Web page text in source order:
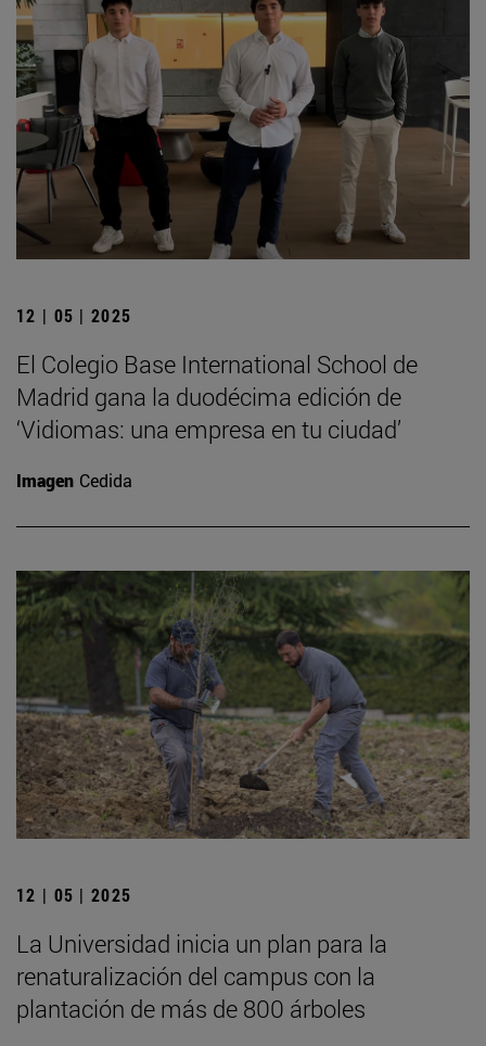
12 | 05 | 2025
El Colegio Base International School de
Madrid gana la duodécima edición de
‘Vidiomas: una empresa en tu ciudad’
Imagen Cedida
12 | 05 | 2025
La Universidad inicia un plan para la
renaturalización del campus con la
plantación de más de 800 árboles